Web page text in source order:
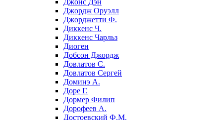
Джонс Дэн
Джордж Оруэлл
Джорджетти Ф.
Диккенс Ч.
Диккенс Чарльз
Диоген
Добсон Джордж
Довлатов С.
Довлатов Сергей
Доминэ А.
Доре Г.
Дормер Филип
Дорофеев А.
Достоевский Ф.М.